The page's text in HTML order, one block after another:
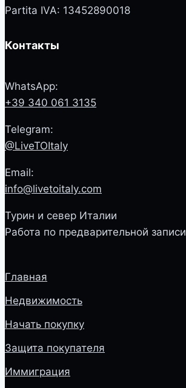
Partita IVA: 13452890018
Контакты
WhatsApp:
+39 340 061 3135
Telegram:
@LiveTOItaly
Email:
info@livetoitaly.com
Турин и север Италии
Работа по предварительной записи
Главная
Недвижимость
Начать покупку
Защита покупателя
Иммиграция